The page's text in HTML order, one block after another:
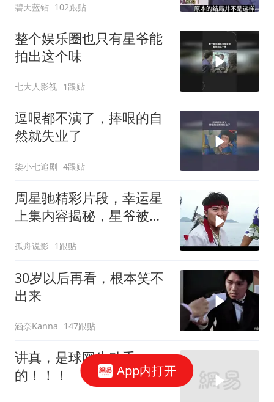
碧天蓝钻 102跟贴
整个娱乐圈也只有星爷能
拍出这个味
七大人影视 1跟贴
逗哏都不演了，捧哏的自
然就失业了
柒小七追剧 4跟贴
周星驰精彩片段，幸运星
上集内容揭秘，星爷被黑
孤舟说影 1跟贴
30岁以后再看，根本笑不
出来
涵奈Kanna 147跟贴
讲真，是球网先动手
的！！！
App内打开